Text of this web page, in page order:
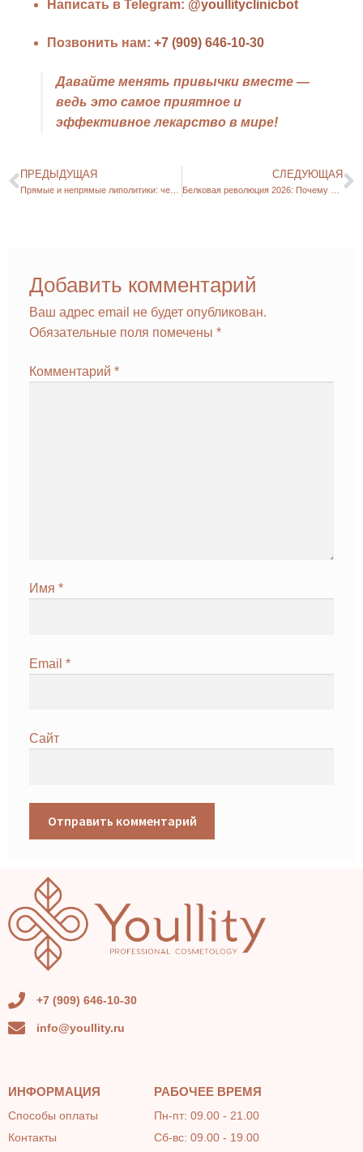
Написать в Telegram: @youllityclinicbot
Позвонить нам: +7 (909) 646-10-30
Давайте менять привычки вместе —
ведь это самое приятное и
эффективное лекарство в мире!
ПРЕДЫДУЩАЯ
Прямые и непрямые липолитики: честный разбор косметолога
СЛЕДУЮЩАЯ
Белковая революция 2026: Почему официальные нормы питания выросли вдвое?
Добавить комментарий
Ваш адрес email не будет опубликован.
Обязательные поля помечены *
Комментарий *
Имя *
Email *
Сайт
+7 (909) 646-10-30
info@youllity.ru
ИНФОРМАЦИЯ
Способы оплаты
Контакты
РАБОЧЕЕ ВРЕМЯ
Пн-пт: 09.00 - 21.00
Сб-вс: 09.00 - 19.00